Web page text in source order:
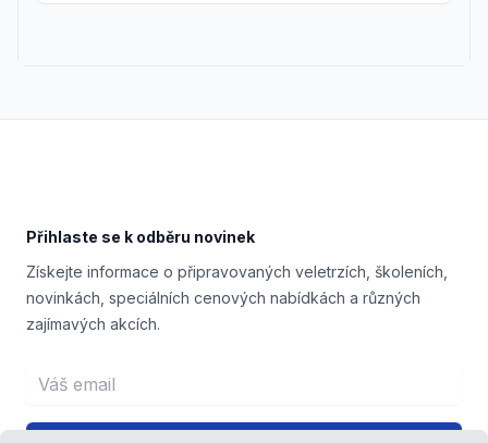
Přihlaste se k odběru novinek
Získejte informace o připravovaných veletrzích, školeních,
novinkách, speciálních cenových nabídkách a různých
zajímavých akcích.
Email address